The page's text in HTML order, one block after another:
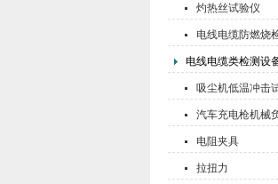
灼热丝试验仪
电线电缆防燃烧
电线电缆类检测设
吸尘机低温冲击
汽车充电枪机械
电阻夹具
拉扭力